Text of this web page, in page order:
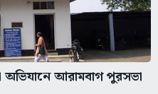
আরামবাগ পুরসভা